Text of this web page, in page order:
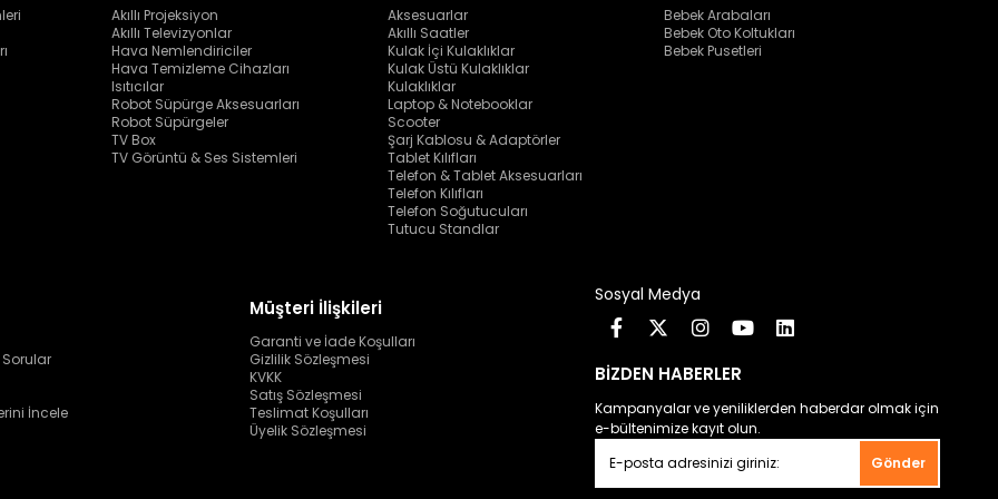
Akıllı Projeksiyon
Akıllı Televizyonlar
Hava Nemlendiriciler
Hava Temizleme Cihazları
Isıtıcılar
Robot Süpürge Aksesuarları
Robot Süpürgeler
TV Box
TV Görüntü & Ses Sistemleri
Aksesuarlar
Akıllı Saatler
Kulak İçi Kulaklıklar
Kulak Üstü Kulaklıklar
Kulaklıklar
Laptop & Notebooklar
Scooter
Şarj Kablosu & Adaptörler
Tablet Kılıfları
Telefon & Tablet Aksesuarları
Telefon Kılıfları
Telefon Soğutucuları
Tutucu Standlar
Bebek Arabaları
Bebek Oto Koltukları
Bebek Pusetleri
Sorular
İncele
Müşteri İlişkileri
Garanti ve İade Koşulları
Gizlilik Sözleşmesi
KVKK
Satış Sözleşmesi
Teslimat Koşulları
Üyelik Sözleşmesi
Sosyal Medya
BİZDEN HABERLER
Kampanyalar ve yeniliklerden haberdar olmak için
e-bültenimize kayıt olun.
Gönder